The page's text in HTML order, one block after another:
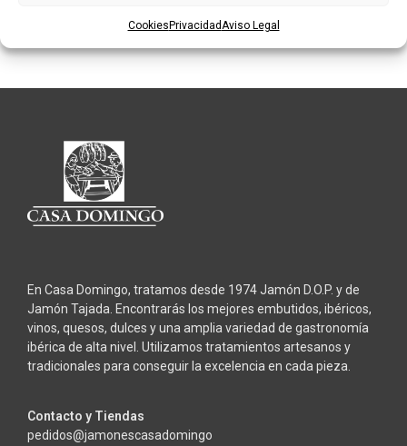
CookiesPrivacidad Aviso Legal
AÑADIR AL CARRITO AÑADIR AL CARRITO
En Casa Domingo, tratamos desde 1974 Jamón D.O.P. y de
Jamón Tajada. Encontrarás los mejores embutidos, ibéricos,
vinos, quesos, dulces y una amplia variedad de gastronomía
ibérica de alta nivel. Utilizamos tratamientos artesanos y
tradicionales para conseguir la excelencia en cada pieza.
Contacto y Tiendas
pedidos@jamonescasadomingo